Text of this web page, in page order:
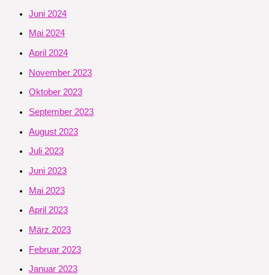
Juni 2024
Mai 2024
April 2024
November 2023
Oktober 2023
September 2023
August 2023
Juli 2023
Juni 2023
Mai 2023
April 2023
März 2023
Februar 2023
Januar 2023